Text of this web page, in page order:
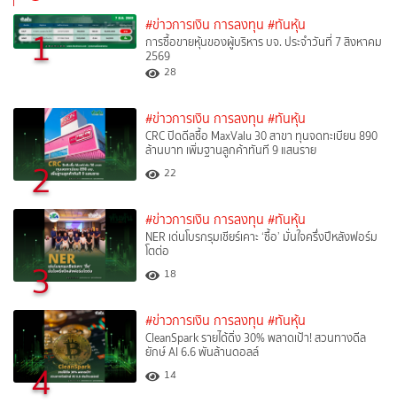
1 #ข่าวการเงิน การลงทุน #ทันหุ้น
การซื้อขายหุ้นของผู้บริหาร บจ. ประจำวันที่ 7 สิงหาคม
2569
28
2
#ข่าวการเงิน การลงทุน #ทันหุ้น
CRC ปิดดีลซื้อ MaxValu 30 สาขา ทุนจดทะเบียน 890
ล้านบาท เพิ่มฐานลูกค้าทันที 9 แสนราย
22
3
#ข่าวการเงิน การลงทุน #ทันหุ้น
NER เด่นโบรกรุมเชียร์เคาะ ‘ซื้อ’ มั่นใจครึ่งปีหลังฟอร์ม
โตต่อ
18
4
#ข่าวการเงิน การลงทุน #ทันหุ้น
CleanSpark รายได้ดิ่ง 30% พลาดเป้า! สวนทางดีล
ยักษ์ AI 6.6 พันล้านดอลล์
14